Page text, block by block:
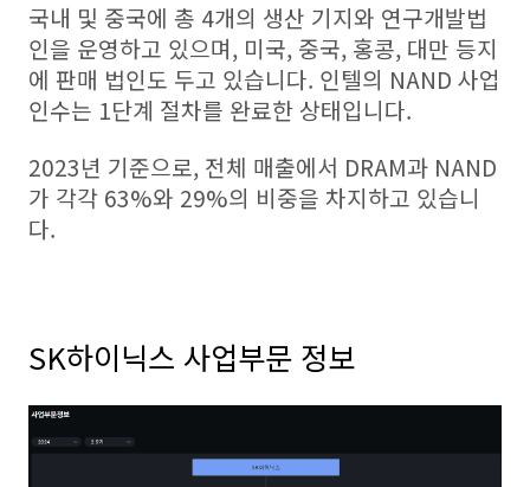
국내 및 중국에 총 4개의 생산 기지와 연구개발법
인을 운영하고 있으며, 미국, 중국, 홍콩, 대만 등지
에 판매 법인도 두고 있습니다. 인텔의 NAND 사업
인수는 1단계 절차를 완료한 상태입니다.
2023년 기준으로, 전체 매출에서 DRAM과 NAND
가 각각 63%와 29%의 비중을 차지하고 있습니
다.
SK하이닉스 사업부문 정보